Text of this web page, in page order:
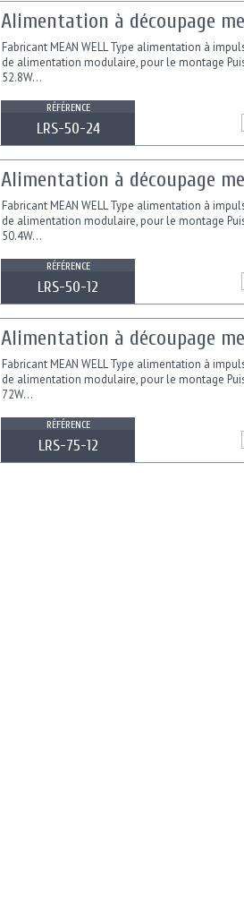
Alimentation à découpage
Fabricant MEAN WELL Type alimentation à
de alimentation modulaire, pour le montage
52.8W...
RÉFÉRENCE
LRS-50-24
Alimentation à découpage
Fabricant MEAN WELL Type alimentation à
de alimentation modulaire, pour le montage
50.4W...
RÉFÉRENCE
LRS-50-12
Alimentation à découpage
Fabricant MEAN WELL Type alimentation à
de alimentation modulaire, pour le montage
72W...
RÉFÉRENCE
LRS-75-12